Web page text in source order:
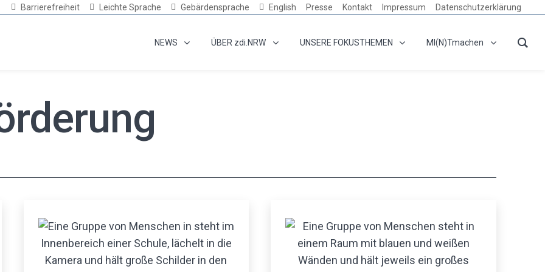
Barrierefreiheit Leichte Sprache Gebärdensprache English Presse Kontakt Impressum Datenschutzerklärung
NEWS ÜBER zdi.NRW UNSERE FOKUSTHEMEN MI(N)Tmachen